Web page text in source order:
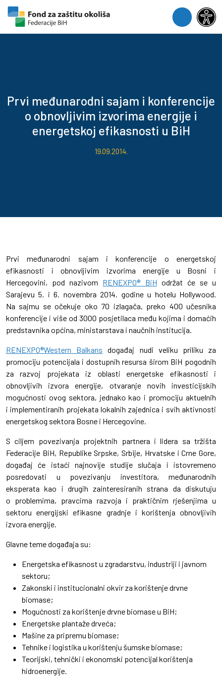
Skip to content
Skip to footer
Menu
Prvi međunarodni sajam i konferencije
o obnovljivim izvorima energije i
energetskoj efikasnosti u BiH
19.09.2014.
Prvi međunarodni sajam i konferencije o energetskoj
efikasnosti i obnovljivim izvorima energije u Bosni i
Hercegovini, pod nazivom RENEXPO® BiH održat će se u
Sarajevu 5. i 6. novembra 2014. godine u hotelu Hollywood.
Na sajmu se očekuje oko 70 izlagača, preko 400 učesnika
konferencije i više od 3000 posjetilaca među kojima i domaćih
predstavnika općina, ministarstava i naučnih institucija.
RENEXPO®Western Balkans događaj nudi veliku priliku za
promociju potencijala i dostupnih resursa širom BiH pogodnih
za razvoj projekata iz oblasti energetske efikasnosti i
obnovljivih izvora energije, otvaranje novih investicijskih
mogućnosti ovog sektora, jednako kao i promociju aktuelnih
i implementiranih projekata lokalnih zajednica i svih aktivnosti
energetskog sektora Bosne i Hercegovine.
S ciljem povezivanja projektnih partnera i lidera sa tržišta
Federacije BiH, Republike Srpske, Srbije, Hrvatske i Crne Gore,
događaj će istaći najnovije studije slučaja i istovremeno
posredovati u povezivanju investitora, međunarodnih
eksperata kao i drugih zainteresiranih strana da diskutuju
o problemima, pravcima razvoja i praktičnim rješenjima u
sektoru energijski efikasne gradnje i korištenja obnovljivih
izvora energije.
Glavne teme događaja su:
Energetska efikasnost u zgradarstvu, industriji i javnom
sektoru;
Zakonski i institucionalni okvir za korištenje drvne
biomase;
Mogućnosti za korištenje drvne biomase u BiH;
Energetske plantaže drveća;
Mašine za pripremu biomase;
Tehnike i logistika u korištenju šumske biomase;
Teorijski, tehnički i ekonomski potencijal korištenja
hidroenergije.